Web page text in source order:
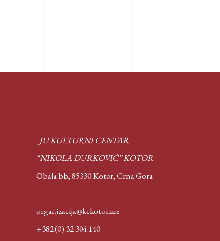
JU KULTURNI CENTAR
“NIKOLA ĐURKOVIĆ” KOTOR
Obala bb, 85330 Kotor,Crna Gora
organizacija@kckotor.me
+382 (0) 32 304 140